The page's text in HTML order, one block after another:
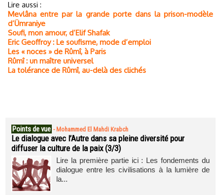
Lire aussi :
Mevlâna entre par la grande porte dans la prison-modèle
d’Ümraniye
Soufi, mon amour, d’Elif Shafak
Eric Geoffroy : Le soufisme, mode d’emploi
Les « noces » de Rûmî, à Paris
Rûmî : un maître universel
La tolérance de Rûmî, au-delà des clichés
Points de vue - Mohammed El Mahdi Krabch
Le dialogue avec l’Autre dans sa pleine diversité pour
diffuser la culture de la paix (3/3)
Lire la première partie ici : Les fondements du
dialogue entre les civilisations à la lumière de
la...